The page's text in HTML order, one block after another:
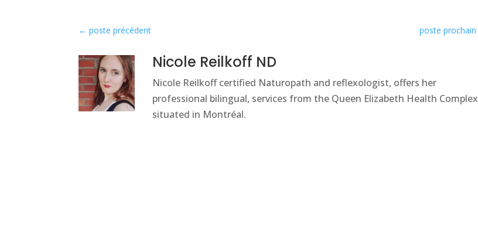
←poste précédent poste prochain
Nicole Reilkoff ND
Nicole Reilkoff certified Naturopath and reflexologist, offers her
professional bilingual, services from the Queen Elizabeth Health Complex
situated in Montréal.